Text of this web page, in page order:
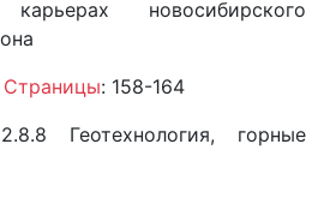
новосибирского
Страницы: 158-164
Геотехнология, горные